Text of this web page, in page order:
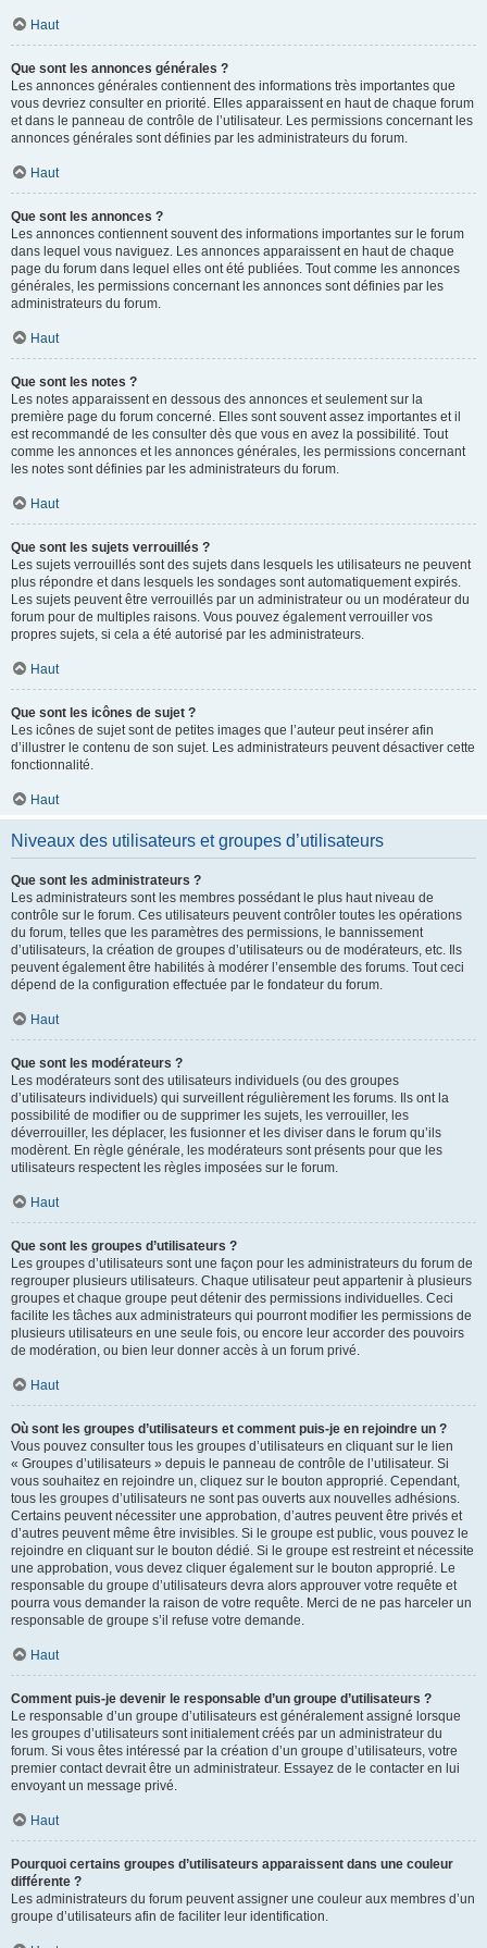
Haut
Que sont les annonces générales ?
Les annonces générales contiennent des informations très importantes que
vous devriez consulter en priorité. Elles apparaissent en haut de chaque forum
et dans le panneau de contrôle de l’utilisateur. Les permissions concernant les
annonces générales sont définies par les administrateurs du forum.
Haut
Que sont les annonces ?
Les annonces contiennent souvent des informations importantes sur le forum
dans lequel vous naviguez. Les annonces apparaissent en haut de chaque
page du forum dans lequel elles ont été publiées. Tout comme les annonces
générales, les permissions concernant les annonces sont définies par les
administrateurs du forum.
Haut
Que sont les notes ?
Les notes apparaissent en dessous des annonces et seulement sur la
première page du forum concerné. Elles sont souvent assez importantes et il
est recommandé de les consulter dès que vous en avez la possibilité. Tout
comme les annonces et les annonces générales, les permissions concernant
les notes sont définies par les administrateurs du forum.
Haut
Que sont les sujets verrouillés ?
Les sujets verrouillés sont des sujets dans lesquels les utilisateurs ne peuvent
plus répondre et dans lesquels les sondages sont automatiquement expirés.
Les sujets peuvent être verrouillés par un administrateur ou un modérateur du
forum pour de multiples raisons. Vous pouvez également verrouiller vos
propres sujets, si cela a été autorisé par les administrateurs.
Haut
Que sont les icônes de sujet ?
Les icônes de sujet sont de petites images que l’auteur peut insérer afin
d’illustrer le contenu de son sujet. Les administrateurs peuvent désactiver cette
fonctionnalité.
Haut
Niveaux des utilisateurs et groupes d’utilisateurs
Que sont les administrateurs ?
Les administrateurs sont les membres possédant le plus haut niveau de
contrôle sur le forum. Ces utilisateurs peuvent contrôler toutes les opérations
du forum, telles que les paramètres des permissions, le bannissement
d’utilisateurs, la création de groupes d’utilisateurs ou de modérateurs, etc. Ils
peuvent également être habilités à modérer l’ensemble des forums. Tout ceci
dépend de la configuration effectuée par le fondateur du forum.
Haut
Que sont les modérateurs ?
Les modérateurs sont des utilisateurs individuels (ou des groupes
d’utilisateurs individuels) qui surveillent régulièrement les forums. Ils ont la
possibilité de modifier ou de supprimer les sujets, les verrouiller, les
déverrouiller, les déplacer, les fusionner et les diviser dans le forum qu’ils
modèrent. En règle générale, les modérateurs sont présents pour que les
utilisateurs respectent les règles imposées sur le forum.
Haut
Que sont les groupes d’utilisateurs ?
Les groupes d’utilisateurs sont une façon pour les administrateurs du forum de
regrouper plusieurs utilisateurs. Chaque utilisateur peut appartenir à plusieurs
groupes et chaque groupe peut détenir des permissions individuelles. Ceci
facilite les tâches aux administrateurs qui pourront modifier les permissions de
plusieurs utilisateurs en une seule fois, ou encore leur accorder des pouvoirs
de modération, ou bien leur donner accès à un forum privé.
Haut
Où sont les groupes d’utilisateurs et comment puis-je en rejoindre un ?
Vous pouvez consulter tous les groupes d’utilisateurs en cliquant sur le lien
« Groupes d’utilisateurs » depuis le panneau de contrôle de l’utilisateur. Si
vous souhaitez en rejoindre un, cliquez sur le bouton approprié. Cependant,
tous les groupes d’utilisateurs ne sont pas ouverts aux nouvelles adhésions.
Certains peuvent nécessiter une approbation, d’autres peuvent être privés et
d’autres peuvent même être invisibles. Si le groupe est public, vous pouvez le
rejoindre en cliquant sur le bouton dédié. Si le groupe est restreint et nécessite
une approbation, vous devez cliquer également sur le bouton approprié. Le
responsable du groupe d’utilisateurs devra alors approuver votre requête et
pourra vous demander la raison de votre requête. Merci de ne pas harceler un
responsable de groupe s’il refuse votre demande.
Haut
Comment puis-je devenir le responsable d’un groupe d’utilisateurs ?
Le responsable d’un groupe d’utilisateurs est généralement assigné lorsque
les groupes d’utilisateurs sont initialement créés par un administrateur du
forum. Si vous êtes intéressé par la création d’un groupe d’utilisateurs, votre
premier contact devrait être un administrateur. Essayez de le contacter en lui
envoyant un message privé.
Haut
Pourquoi certains groupes d’utilisateurs apparaissent dans une couleur
différente ?
Les administrateurs du forum peuvent assigner une couleur aux membres d’un
groupe d’utilisateurs afin de faciliter leur identification.